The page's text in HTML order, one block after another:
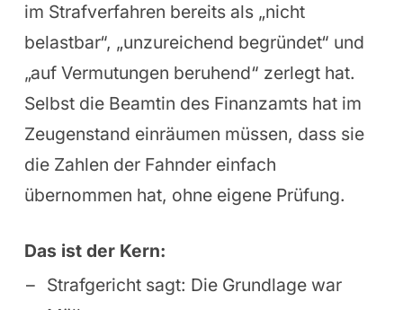
im Strafverfahren bereits als „nicht
belastbar“, „unzureichend begründet“ und
„auf Vermutungen beruhend“ zerlegt hat.
Selbst die Beamtin des Finanzamts hat im
Zeugenstand einräumen müssen, dass sie
die Zahlen der Fahnder einfach
übernommen hat, ohne eigene Prüfung.
Das ist der Kern:
Strafgericht sagt: Die Grundlage war